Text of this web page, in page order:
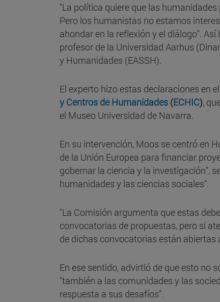
"La política quiere que las
Pero los humanistas no estamos
ahondar en la reflexión y el diálogo". Así
profesor de la Universidad Aarhus
y Humanidades (EASSH).
El experto hizo estas declaraciones en
y Centros de Humanidades (ECHIC),
el Museo Universidad de Navarra.
En su intervención, Moos se centró en
de la Unión Europea para financiar
gobernar la ciencia y la investigación",
humanidades y las ciencias sociales".
"La Comisión argumenta que estas
convocatorias de propuestas, pero si
de dichas convocatorias están
En ese sentido, advirtió de que esto no
"también a las comunidades y las
respuesta a sus desafíos".